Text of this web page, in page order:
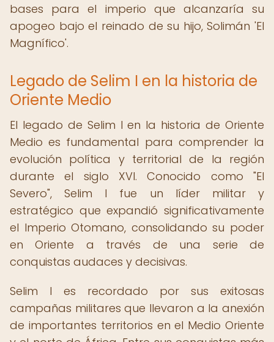
bases para el imperio que alcanzaría su
apogeo bajo el reinado de su hijo, Solimán 'El
Magnífico'.
Legado de Selim I en la historia de
Oriente Medio
El legado de Selim I en la historia de Oriente
Medio es fundamental para comprender la
evolución política y territorial de la región
durante el siglo XVI. Conocido como "El
Severo", Selim I fue un líder militar y
estratégico que expandió significativamente
el Imperio Otomano, consolidando su poder
en Oriente a través de una serie de
conquistas audaces y decisivas.
Selim I es recordado por sus exitosas
campañas militares que llevaron a la anexión
de importantes territorios en el Medio Oriente